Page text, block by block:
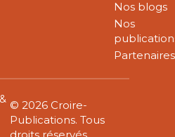
Nos blogs
Nos
Partenaires
© 2026 Croire-
Publications. Tous